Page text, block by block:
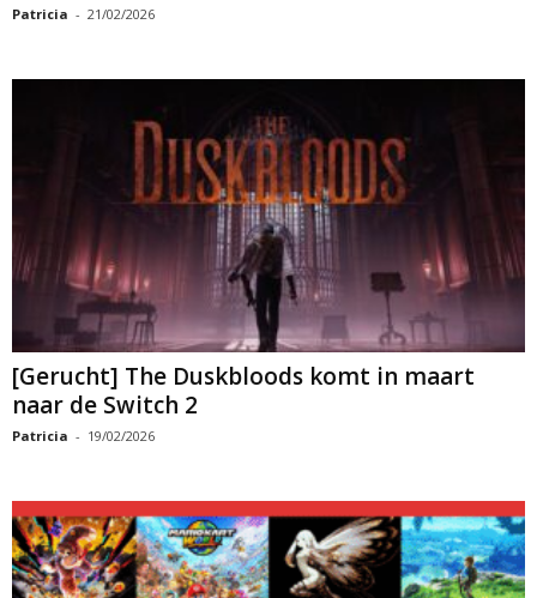
Patricia - 21/02/2026
[Gerucht] The Duskbloods komt in maart
naar de Switch 2
Patricia - 19/02/2026